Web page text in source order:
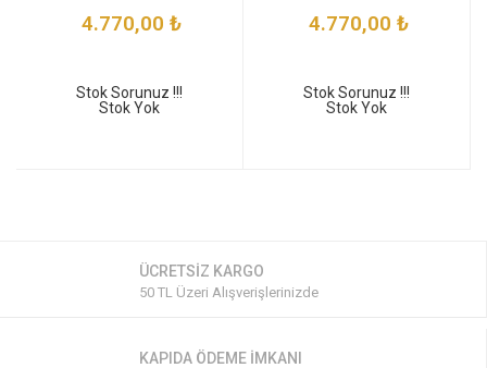
4.770,00 ₺
Stok Sorunuz !!!
Stok Yok
4.770,00 ₺
Stok Sorunuz !!!
Stok Yok
ÜCRETSİZ KARGO
50 TL Üzeri Alışverişlerinizde
KAPIDA ÖDEME İMKANI